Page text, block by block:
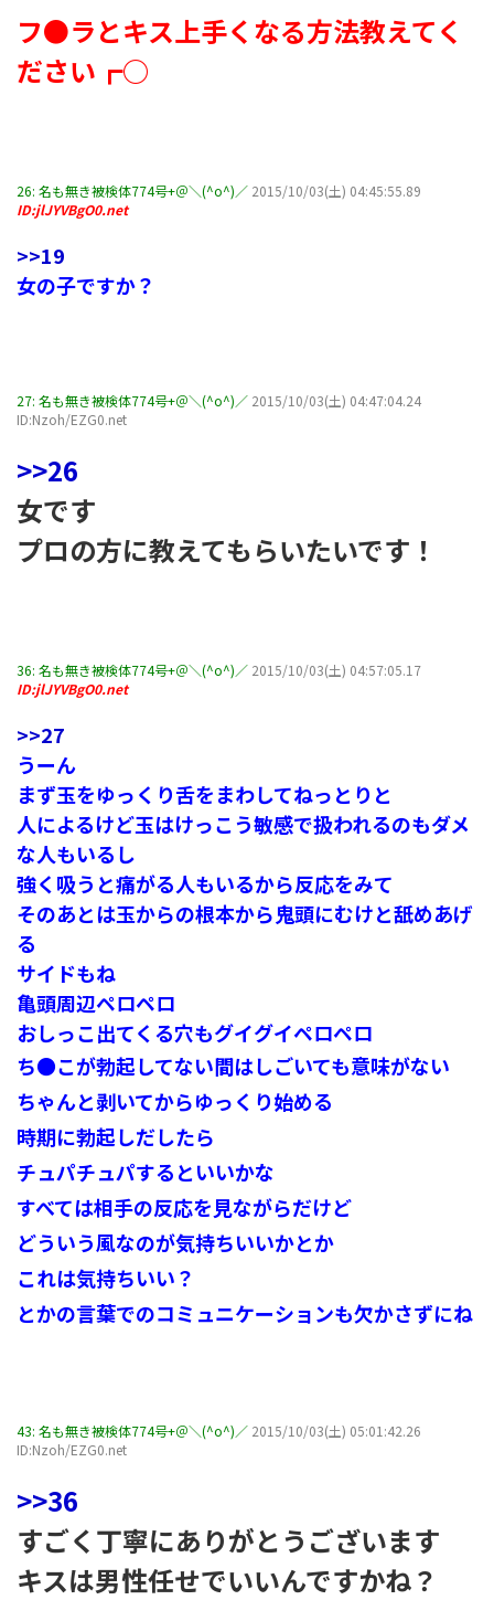
フ●ラとキス上手くなる方法教えてく
ださい┏○
26: 名も無き被検体774号+＠＼(^o^)／ 2015/10/03(土) 04:45:55.89
ID:jlJYVBgO0.net
>>19
女の子ですか？
27: 名も無き被検体774号+＠＼(^o^)／ 2015/10/03(土) 04:47:04.24
ID:Nzoh/EZG0.net
>>26
女です
プロの方に教えてもらいたいです！
36: 名も無き被検体774号+＠＼(^o^)／ 2015/10/03(土) 04:57:05.17
ID:jlJYVBgO0.net
>>27
うーん
まず玉をゆっくり舌をまわしてねっとりと
人によるけど玉はけっこう敏感で扱われるのもダメ
な人もいるし
強く吸うと痛がる人もいるから反応をみて
そのあとは玉からの根本から鬼頭にむけと舐めあげ
る
サイドもね
亀頭周辺ペロペロ
おしっこ出てくる穴もグイグイペロペロ
ち●こが勃起してない間はしごいても意味がない
ちゃんと剥いてからゆっくり始める
時期に勃起しだしたら
チュパチュパするといいかな
すべては相手の反応を見ながらだけど
どういう風なのが気持ちいいかとか
これは気持ちいい？
とかの言葉でのコミュニケーションも欠かさずにね
43: 名も無き被検体774号+＠＼(^o^)／ 2015/10/03(土) 05:01:42.26
ID:Nzoh/EZG0.net
>>36
すごく丁寧にありがとうございます
キスは男性任せでいいんですかね？